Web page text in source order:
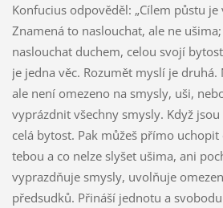
Konfucius odpověděl: „Cílem půstu
Znamená to naslouchat, ale ne
naslouchat duchem, celou svojí
je jedna věc. Rozumět myslí je druhá.
ale není omezeno na smysly, uši,
vyprázdnit všechny smysly. Když
celá bytost. Pak můžeš přímo
tebou a co nelze slyšet ušima, ani
vyprazdňuje smysly, uvolňuje
předsudků. Přináší jednotu a